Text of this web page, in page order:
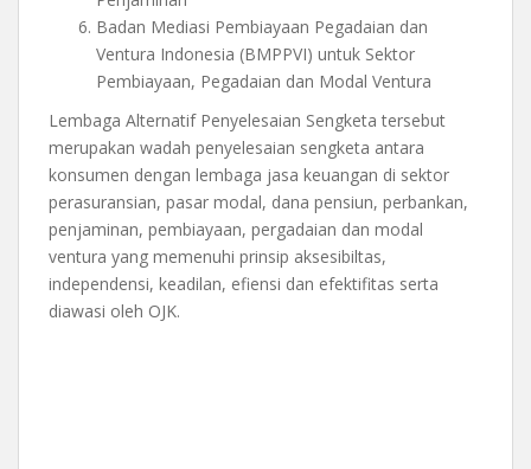
Badan Mediasi Pembiayaan Pegadaian dan
Ventura Indonesia (BMPPVI) untuk Sektor
Pembiayaan, Pegadaian dan Modal Ventura
Lembaga Alternatif Penyelesaian Sengketa tersebut
merupakan wadah penyelesaian sengketa antara
konsumen dengan lembaga jasa keuangan di sektor
perasuransian, pasar modal, dana pensiun, perbankan,
penjaminan, pembiayaan, pergadaian dan modal
ventura yang memenuhi prinsip aksesibiltas,
independensi, keadilan, efiensi dan efektifitas serta
diawasi oleh OJK.